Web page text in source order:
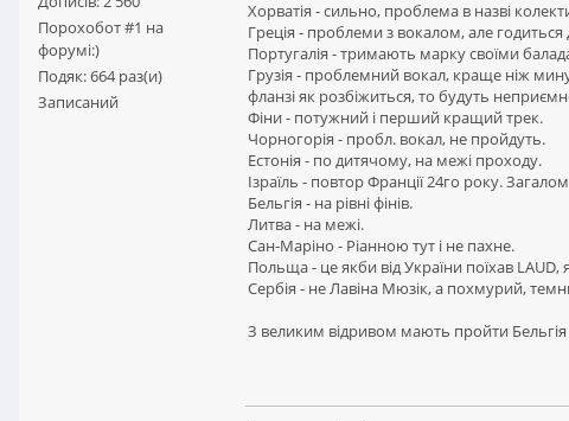
Порохобот #1 на
форумі:)
Подяк: 664 раз(и)
Записаний
Хорватія - сильно, проблема в назві
Греція - проблеми з вокалом, але годиться
Португалія - тримають марку своїми
Грузія - проблемний вокал, краще ніж
фланзі як розбіжиться, то будуть
Фіни - потужний і перший кращий трек.
Чорногорія - пробл. вокал, не пройдуть.
Естонія - по дитячому, на межі проходу.
Ізраїль - повтор Франції 24го року.
Бельгія - на рівні фінів.
Литва - на межі.
Сан-Маріно - Ріанною тут і не пахне.
Польща - це якби від України поїхав
Сербія - не Лавіна Мюзік, а похмурий,
З великим відривом мають пройти